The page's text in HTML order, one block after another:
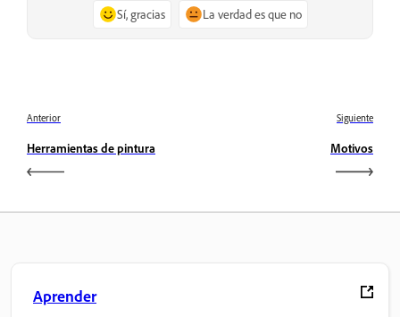
Sí, gracias La verdad es que no
Anterior
Herramientas de pintura
Siguiente
Motivos
Aprender